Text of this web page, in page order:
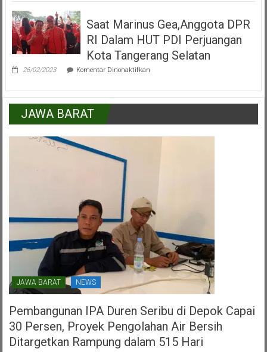
:
Kecamatan
Pamulang
Peran
Lapisan
Masyarakat
Saat Marinus Gea,Anggota DPR
RI Dalam HUT PDI Perjuangan
Kota Tangerang Selatan
26/02/2023 Komentar Dinonaktifkanpada
Gea,Anggota
DPR
Dalam
JAWA BARAT
JAWA BARAT NEWS
Pembangunan IPA Duren Seribu di Depok Capai
30 Persen, Proyek Pengolahan Air Bersih
Ditargetkan Rampung dalam 515 Hari